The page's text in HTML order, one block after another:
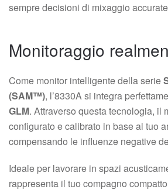
sempre decisioni di mixaggio
Monitoraggio
Come monitor intelligente della serie
(SAM™), l’8330A si integra
GLM. Attraverso questa tecnologia, il
configurato e calibrato in base al tuo
compensando le influenze negative
Ideale per lavorare in spazi
rappresenta il tuo compagno